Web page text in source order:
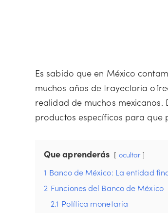
Es sabido que en México
muchos años de trayectoria
realidad de muchos mexicanos.
productos específicos para que
Que aprenderás ocultar
1 Banco de México: La entidad
2 Funciones del Banco de México
2.1 Política monetaria